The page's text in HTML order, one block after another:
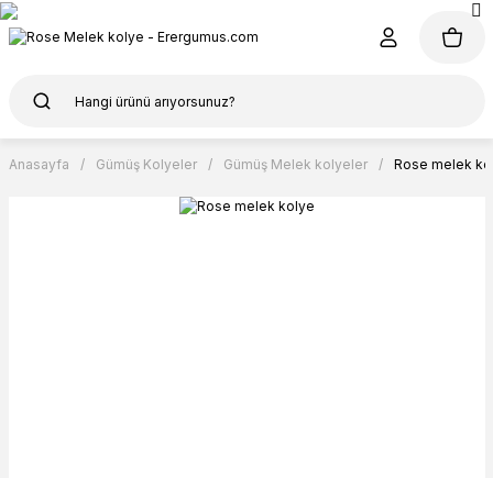
Anasayfa Gümüş Kolyeler Gümüş Melek kolyeler Rose melek